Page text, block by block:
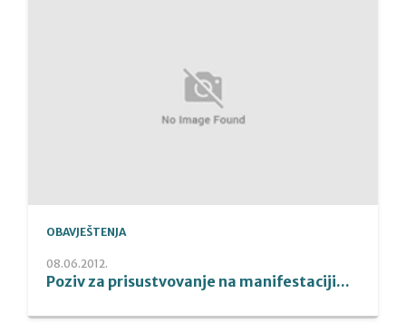
OBAVJEŠTENJA
08.06.2012.
Poziv za prisustvovanje na manifestaciji...